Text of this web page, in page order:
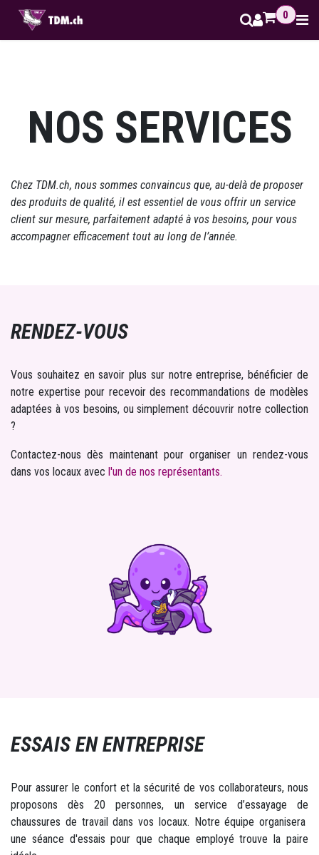
0
NOS SERVICES
Chez TDM.ch, nous sommes convaincus que, au-delà de proposer
des produits de qualité, il est essentiel de vous offrir un service
client sur mesure, parfaitement adapté à vos besoins, pour vous
accompagner efficacement tout au long de l’année.
RENDEZ-VOUS
Vous souhaitez en savoir plus sur notre entreprise, bénéficier de
notre expertise pour recevoir des recommandations de modèles
adaptées à vos besoins, ou simplement découvrir notre collection
?
Contactez-nous dès maintenant pour organiser un rendez-vous
dans vos locaux avec l'un de nos représentants.
ESSAIS EN ENTREPRISE
Pour assurer le confort et la sécurité de vos collaborateurs, nous
proposons dès 20 personnes, un service d’essayage de
chaussures de travail dans vos locaux. Notre équipe organisera
une séance d'essais pour que chaque employé trouve la paire